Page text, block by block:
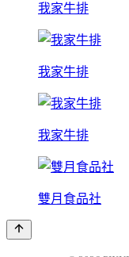
我家牛排
我家牛排
我家牛排
雙月食品社